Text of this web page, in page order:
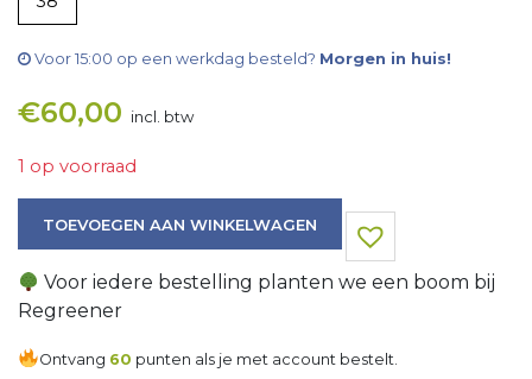
Voor 15:00 op een werkdag besteld? Morgen in huis!
€60,00 incl. btw
1 op voorraad
TOEVOEGEN AAN WINKELWAGEN
Voor iedere bestelling planten we een boom bij
Regreener
Ontvang 60 punten als je met account bestelt.